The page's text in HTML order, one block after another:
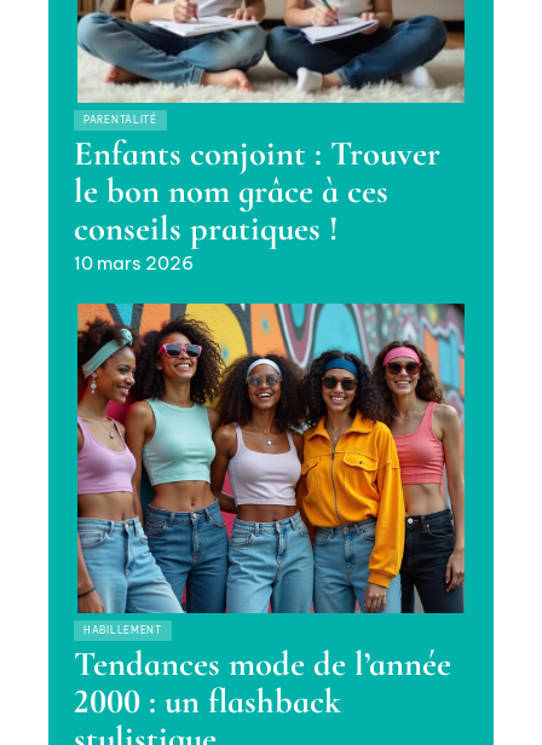
PARENTALITÉ
Enfants conjoint : Trouver
le bon nom grâce à ces
conseils pratiques !
10 mars 2026
HABILLEMENT
Tendances mode de l’année
2000 : un flashback